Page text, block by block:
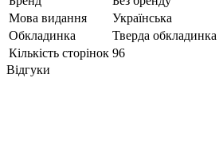
Мова видання
Українська
Обкладинка
Тверда обкладинка
Кількість сторінок 96
Відгуки